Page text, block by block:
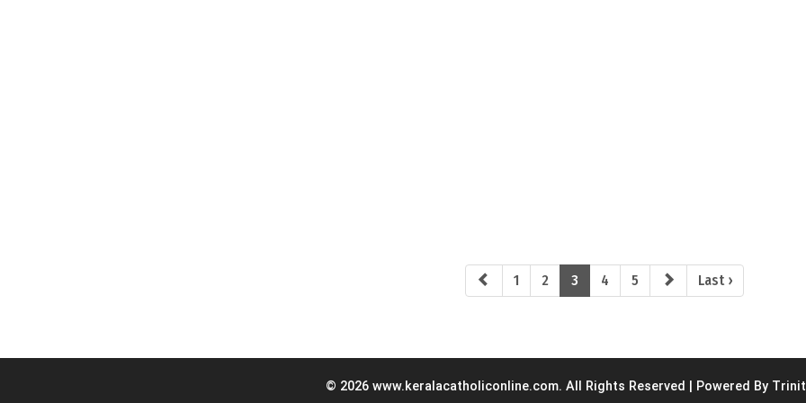
1 2 3 4 5 Last ›
© 2026 www.keralacatholiconline.com. All Rights Reserved | Powered By